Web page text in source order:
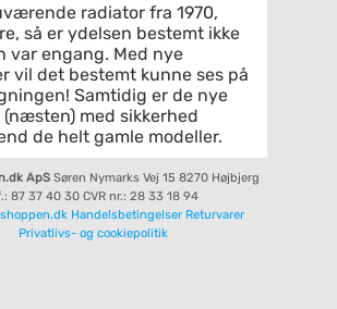
radiator fra 1970,
så er ydelsen bestemt ikke
var engang. Med nye
vil det bestemt kunne ses på
Samtidig er de nye
(næsten) med sikkerhed
de helt gamle modeller.
ApS Søren Nymarks Vej 15 8270 Højbjerg
87 37 40 30 CVR nr.: 28 33 18 94
Handelsbetingelser Returvarer
Privatlivs- og cookiepolitik